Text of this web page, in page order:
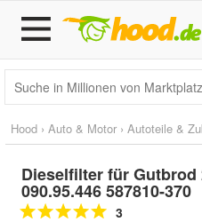
Hood › Auto & Motor › Autoteile &
Dieselfilter für Gutbrod
090.95.446 587810-370
3